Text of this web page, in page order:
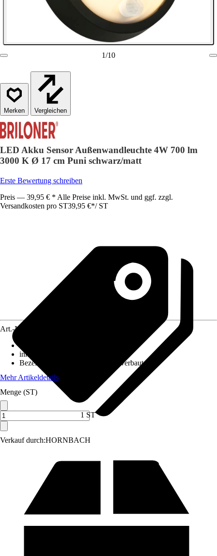
1/10
Vergleichen
LED Akku Sensor Außenwandleuchte 4W 700 lm
3000 K Ø 17 cm Puni schwarz/matt
Erste Bewertung schreiben
Preis — 39,95 € * Alle Preise inkl. MwSt. und ggf. zzgl.
Versandkosten pro ST39,95 €*/ ST
Verkauf durch:HORNBACH
Art.-Nr.
inklusive Leuchtmittel
Bezeichnung Fassung
LED fest verbaut
Mehr Artikeldetails
Menge (ST)
1 ST